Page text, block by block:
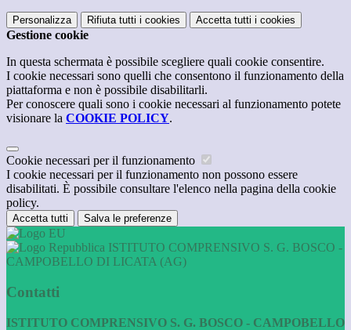
Personalizza Rifiuta tutti i cookies Accetta tutti i cookies
Gestione cookie
In questa schermata è possibile scegliere quali cookie consentire.
I cookie necessari sono quelli che consentono il funzionamento della
piattaforma e non è possibile disabilitarli.
Per conoscere quali sono i cookie necessari al funzionamento potete
visionare la COOKIE POLICY.
Cookie necessari per il funzionamento
I cookie necessari per il funzionamento non possono essere
disabilitati. È possibile consultare l'elenco nella pagina della cookie
policy.
Accetta tutti Salva le preferenze
ISTITUTO COMPRENSIVO S. G. BOSCO -
CAMPOBELLO DI LICATA (AG)
Contatti
ISTITUTO COMPRENSIVO S. G. BOSCO - CAMPOBELLO